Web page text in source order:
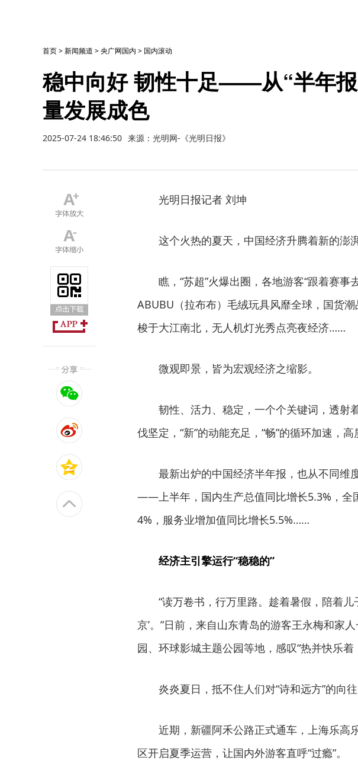
首页>新闻频道 >央广网国内 > 国内滚动
稳中向好 韧性十足——从“半年
量发展成色
2025-07-24 18:46:50 来源：光明网-《光明日报》
光明日报记者 刘坤
这个火热的夏天，中国经济升腾着新的澎湃
瞧，“苏超”火爆出圈，各地游客“跟着赛事
ABUBU（拉布布）毛绒玩具风靡全球，国货
梭于大江南北，无人机灯光秀点亮夜经济……
微观即景，皆为宏观经济之缩影。
韧性、活力、稳定，一个个关键词，透射
伐坚定，“新”的动能充足，“畅”的循环加速，高
最新出炉的中国经济半年报，也从不同维
——上半年，国内生产总值同比增长5.3%，全
4%，服务业增加值同比增长5.5%……
经济主引擎运行“稳稳的”
“读万卷书，行万里路。趁着暑假，陪着
京’。”日前，来自山东青岛的游客王永梅和家
园、环球影城主题公园等地，感叹“热并快乐着
炎炎夏日，抵不住人们对“诗和远方”的向往
近期，新疆阿禾公路正式通车，上海乐高
区开启夏季运营，让国内外游客直呼“过瘾”。